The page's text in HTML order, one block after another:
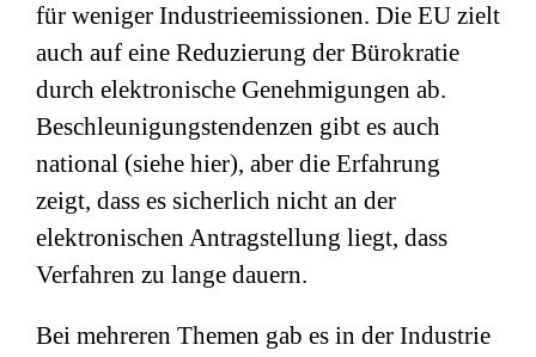
für weniger Industrieemissionen. Die EU zielt
auch auf eine Reduzierung der Bürokratie
durch elektronische Genehmigungen ab.
Beschleunigungstendenzen gibt es auch
national (siehe hier), aber die Erfahrung
zeigt, dass es sicherlich nicht an der
elektronischen Antragstellung liegt, dass
Verfahren zu lange dauern.
Bei mehreren Themen gab es in der Industrie